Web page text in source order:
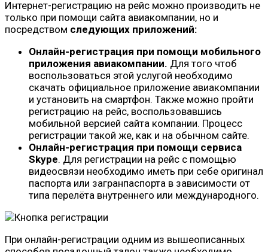
Интернет-регистрацию на рейс можно производить не
только при помощи сайта авиакомпании, но и
посредством следующих приложений:
Онлайн-регистрация при помощи мобильного
приложения авиакомпании. Для того чтоб
воспользоваться этой услугой необходимо
скачать официальное приложение авиакомпании
и установить на смартфон. Также можно пройти
регистрацию на рейс, воспользовавшись
мобильной версией сайта компании. Процесс
регистрации такой же, как и на обычном сайте.
Онлайн-регистрация при помощи сервиса
Skype. Для регистрации на рейс с помощью
видеосвязи необходимо иметь при себе оригинал
паспорта или загранпаспорта в зависимости от
типа перелёта внутреннего или международного.
При онлайн-регистрации одним из вышеописанных